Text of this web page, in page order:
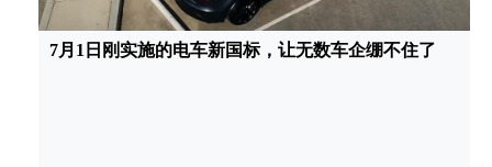
7月1日刚实施的电车新国标，让无数车企绷不住了